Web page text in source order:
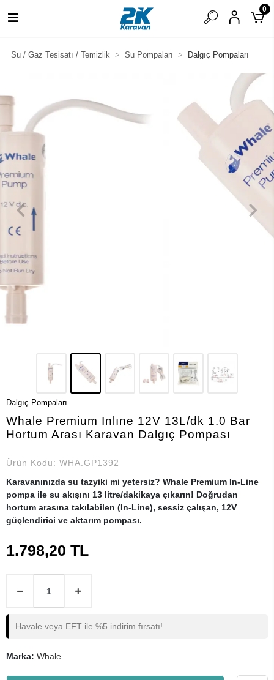
0
Su / Gaz Tesisatı / Temizlik Su Pompaları Dalgıç Pompaları
Dalgıç Pompaları
Whale Premium Inlıne 12V 13L/dk 1.0 Bar
Hortum Arası Karavan Dalgıç Pompası
Ürün Kodu: WHA.GP1392
Karavanınızda su tazyiki mi yetersiz? Whale Premium In-Line
pompa ile su akışını 13 litre/dakikaya çıkarın! Doğrudan
hortum arasına takılabilen (In-Line), sessiz çalışan, 12V
güçlendirici ve aktarım pompası.
1.798,20 TL
Havale veya EFT ile %5 indirim fırsatı!
Marka: Whale